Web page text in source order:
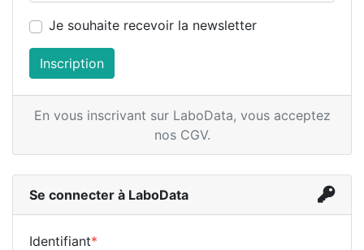
Je souhaite recevoir la newsletter
Inscription
En vous inscrivant sur LaboData, vous acceptez
nos CGV.
Se connecter à LaboData
Identifiant*